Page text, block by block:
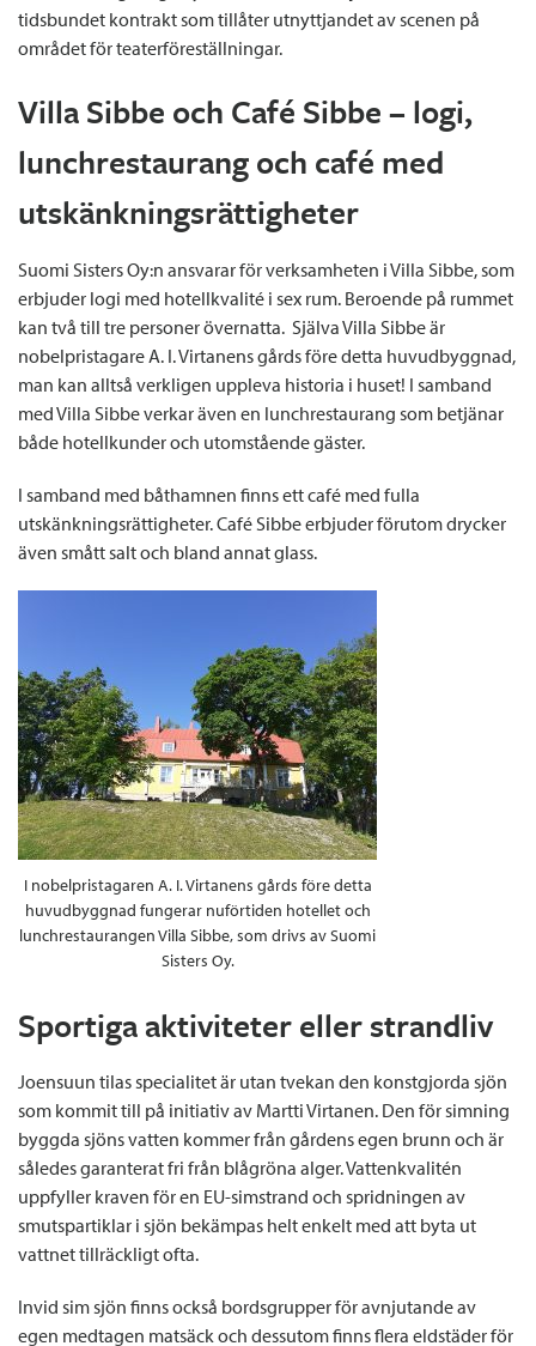
tidsbundet kontrakt som tillåter utnyttjandet av scenen på
området för teaterföreställningar.
Villa Sibbe och Café Sibbe – logi,
lunchrestaurang och café med
utskänkningsrättigheter
Suomi Sisters Oy:n ansvarar för verksamheten i Villa Sibbe, som
erbjuder logi med hotellkvalité i sex rum. Beroende på rummet
kan två till tre personer övernatta. Själva Villa Sibbe är
nobelpristagare A. I. Virtanens gårds före detta huvudbyggnad,
man kan alltså verkligen uppleva historia i huset! I samband
med Villa Sibbe verkar även en lunchrestaurang som betjänar
både hotellkunder och utomstående gäster.
I samband med båthamnen finns ett café med fulla
utskänkningsrättigheter. Café Sibbe erbjuder förutom drycker
även smått salt och bland annat glass.
I nobelpristagaren A. I. Virtanens gårds före detta
huvudbyggnad fungerar nuförtiden hotellet och
lunchrestaurangen Villa Sibbe, som drivs av Suomi
Sisters Oy.
Sportiga aktiviteter eller strandliv
Joensuun tilas specialitet är utan tvekan den konstgjorda sjön
som kommit till på initiativ av Martti Virtanen. Den för simning
byggda sjöns vatten kommer från gårdens egen brunn och är
således garanterat fri från blågröna alger. Vattenkvalitén
uppfyller kraven för en EU-simstrand och spridningen av
smutspartiklar i sjön bekämpas helt enkelt med att byta ut
vattnet tillräckligt ofta.
Invid sim sjön finns också bordsgrupper för avnjutande av
egen medtagen matsäck och dessutom finns flera eldstäder för